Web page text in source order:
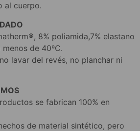
al cuerpo.
8% poliamida,7% elastano
de 40ºC.
lavar del revés, no planchar ni
se fabrican 100% en
de material sintético, pero